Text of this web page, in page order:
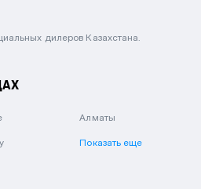
дилеров Казахстана.
Алматы
Показать еще